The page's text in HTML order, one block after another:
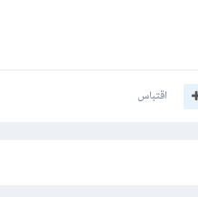
اقتباس